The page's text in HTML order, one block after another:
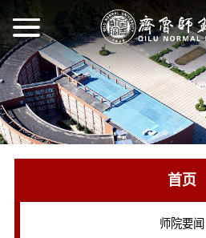
首页
师院要闻